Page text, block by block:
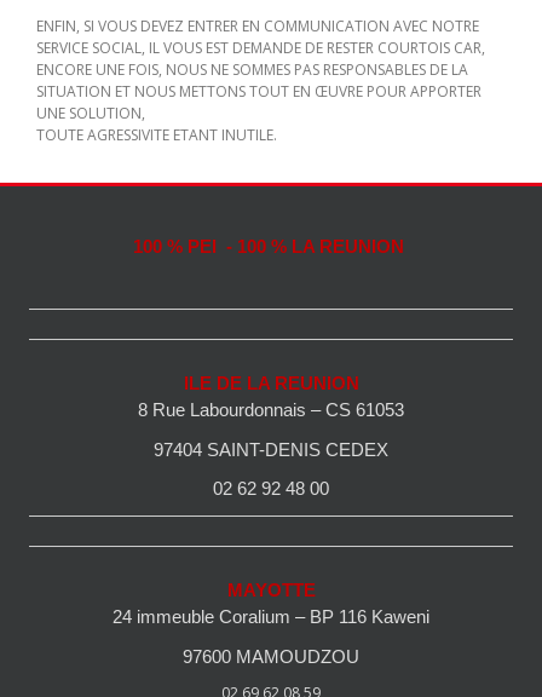
ENFIN, SI VOUS DEVEZ ENTRER EN COMMUNICATION AVEC NOTRE
SERVICE SOCIAL, IL VOUS EST DEMANDE DE RESTER COURTOIS CAR,
ENCORE UNE FOIS, NOUS NE SOMMES PAS RESPONSABLES DE LA
SITUATION ET NOUS METTONS TOUT EN ŒUVRE POUR APPORTER
UNE SOLUTION,
TOUTE AGRESSIVITE ETANT INUTILE.
100 % PEI - 100 % LA REUNION
ILE DE LA REUNION
8 Rue Labourdonnais – CS 61053
97404 SAINT-DENIS CEDEX
02 62 92 48 00
MAYOTTE
24 immeuble Coralium – BP 116 Kaweni
97600 MAMOUDZOU
02 69 62 08 59